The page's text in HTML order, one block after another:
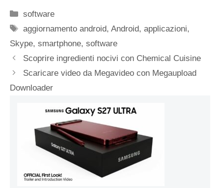
Categorie
software
Tag
aggiornamento android,Android,applicazioni,
Skype, smartphone, software
Scoprire ingredienti nocivi con Chemical Cuisine
Scaricare video da Megavideo con Megaupload
Downloader